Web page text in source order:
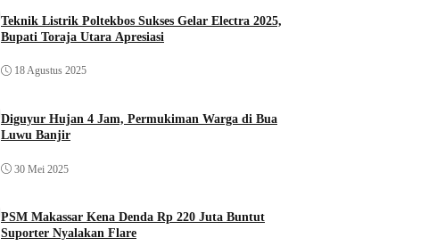
Teknik Listrik Poltekbos Sukses Gelar Electra 2025,
Bupati Toraja Utara Apresiasi
18 Agustus 2025
Diguyur Hujan 4 Jam, Permukiman Warga di Bua
Luwu Banjir
30 Mei 2025
PSM Makassar Kena Denda Rp 220 Juta Buntut
Suporter Nyalakan Flare